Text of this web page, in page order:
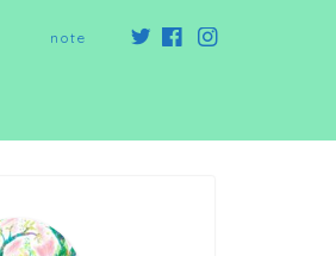
note